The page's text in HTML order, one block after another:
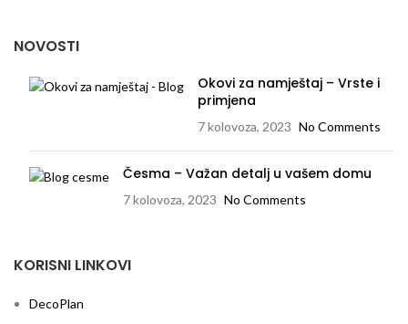
NOVOSTI
Okovi za namještaj – Vrste i
primjena
7 kolovoza, 2023 No Comments
Česma – Važan detalj u vašem domu
7 kolovoza, 2023 No Comments
KORISNI LINKOVI
DecoPlan